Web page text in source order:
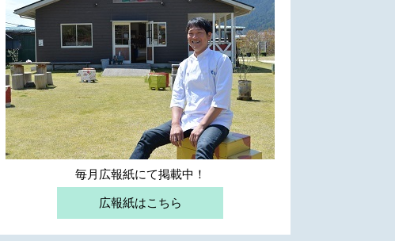
毎月広報紙にて掲載中！
広報紙はこちら